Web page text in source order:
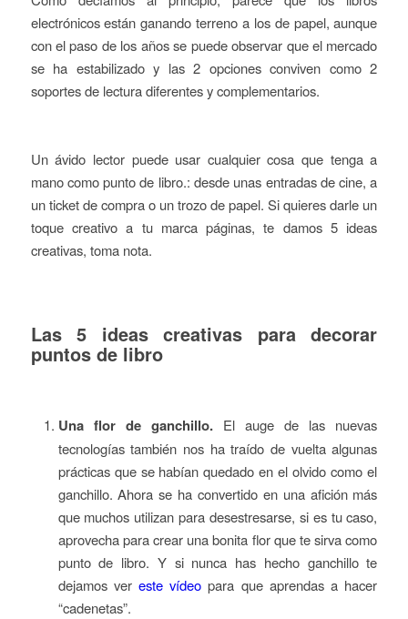
electrónicos están ganando terreno a los de papel, aunque
con el paso de los años se puede observar que el mercado
se ha estabilizado y las 2 opciones conviven como 2
soportes de lectura diferentes y complementarios.
Un ávido lector puede usar cualquier cosa que tenga a
mano como punto de libro.: desde unas entradas de cine, a
un ticket de compra o un trozo de papel. Si quieres darle un
toque creativo a tu marca páginas, te damos 5 ideas
creativas, toma nota.
Las 5 ideas creativas para decorar
puntos de libro
Una flor de ganchillo. El auge de las nuevas
tecnologías también nos ha traído de vuelta algunas
prácticas que se habían quedado en el olvido como el
ganchillo. Ahora se ha convertido en una afición más
que muchos utilizan para desestresarse, si es tu caso,
aprovecha para crear una bonita flor que te sirva como
punto de libro. Y si nunca has hecho ganchillo te
dejamos ver este vídeo para que aprendas a hacer
“cadenetas”.